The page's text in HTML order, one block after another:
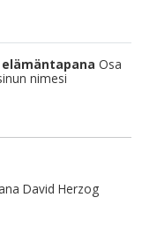
Osa
nimesi
David Herzog